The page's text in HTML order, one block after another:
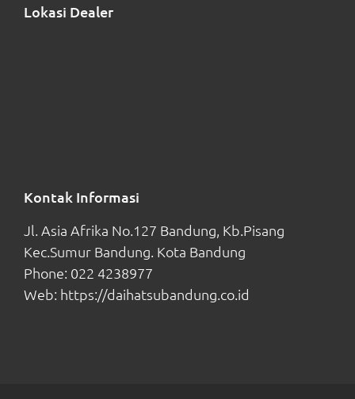
Lokasi Dealer
Kontak Informasi
Jl. Asia Afrika No.127 Bandung, Kb.Pisang
Kec.Sumur Bandung. Kota Bandung
Phone: 022 4238977
Web: https://daihatsubandung.co.id